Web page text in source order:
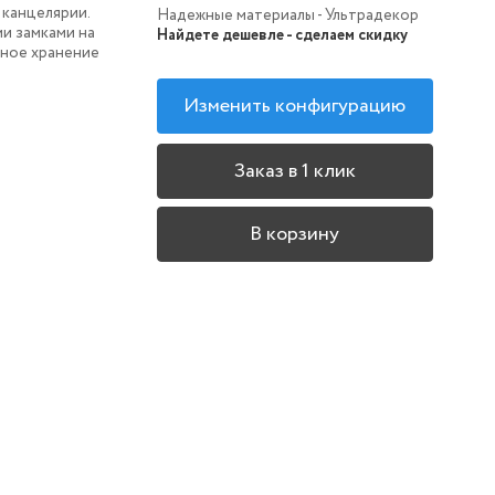
замками на
хранение
Надежные материалы - Ультрадекор
Найдете дешевле - сделаем скидку
Изменить конфигурацию
Заказ в 1 клик
В корзину